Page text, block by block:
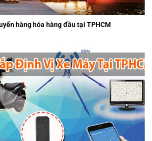
hàng hóa hàng đầu tại TPHCM